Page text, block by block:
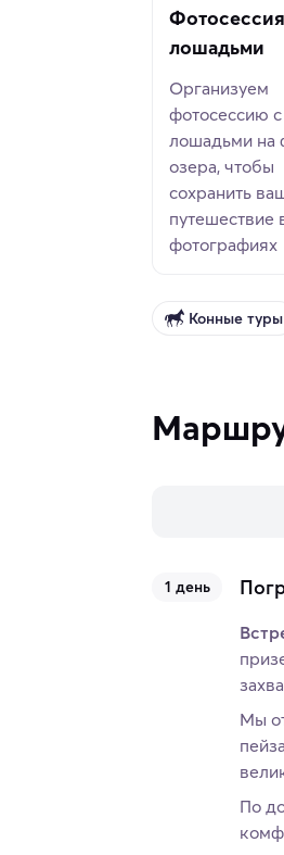
лошадьми
Организуем
фотосессию с
лошадьми на
озера, чтобы
сохранить
путешествие
фотографиях
Конные туры
1 день
Мы
По